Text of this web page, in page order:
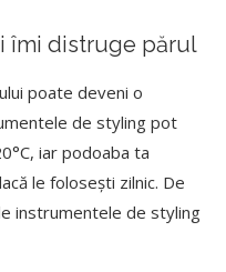
îmi distruge părul
poate deveni o
de styling pot
iar podoaba ta
le folosești zilnic. De
instrumentele de styling